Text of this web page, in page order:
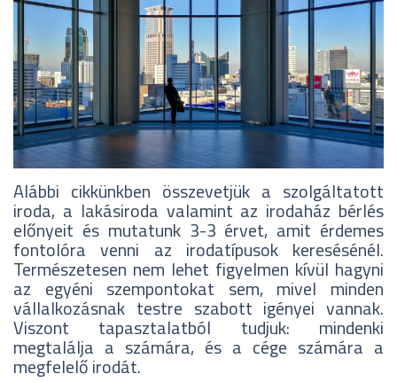
Alábbi cikkünkben összevetjük a szolgáltatott
iroda, a lakásiroda valamint az irodaház bérlés
előnyeit és mutatunk 3-3 érvet, amit érdemes
fontolóra venni az irodatípusok keresésénél.
Természetesen nem lehet figyelmen kívül hagyni
az egyéni szempontokat sem, mivel minden
vállalkozásnak testre szabott igényei vannak.
Viszont tapasztalatból tudjuk: mindenki
megtalálja a számára, és a cége számára a
megfelelő irodát.